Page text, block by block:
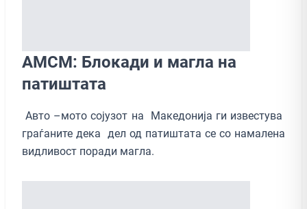
АМСМ: Блокади и магла на
патиштата
Авто –мото сојузoт на Македонија ги известува
граѓаните дека дел од патиштата се со намалена
видливост поради магла.